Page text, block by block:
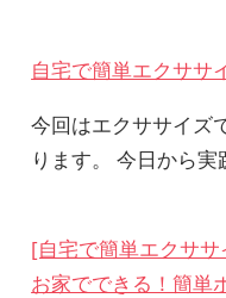
自宅で簡単エクササ
今回はエクササイズ
ります。 今日から
[自宅で簡単エクサ
お家でできる！簡単